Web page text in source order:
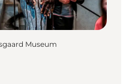
Museum